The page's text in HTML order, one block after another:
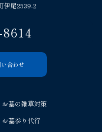
伊尾2539-2
8614
合わせ
お墓の雑草対策
お墓参り代行